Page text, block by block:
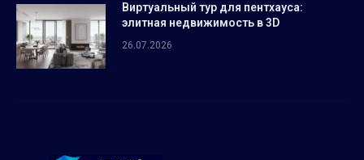
Виртуальный тур для пентхауса:
элитная недвижимость в 3D
26.07.2026